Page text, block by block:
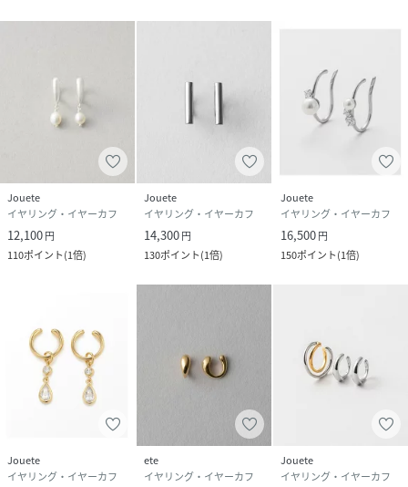
Jouete
イヤリング・イヤーカフ
12,100円
110ポイント(1倍)
Jouete
イヤリング・イヤーカフ
14,300円
130ポイント(1倍)
Jouete
イヤリング・イヤーカフ
16,500円
150ポイント(1倍)
Jouete
イヤリング・イヤーカフ
ete
イヤリング・イヤーカフ
Jouete
イヤリング・イヤーカフ